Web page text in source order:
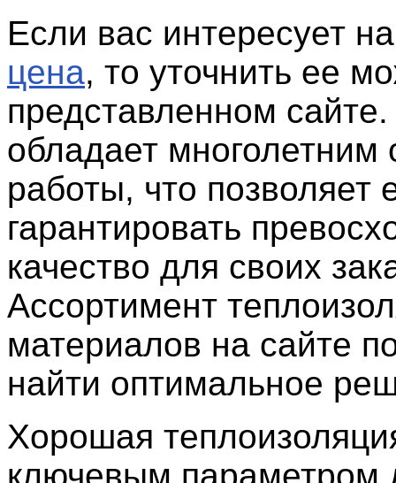
Если вас интересует
цена, то уточнить ее
представленном
обладает многолетним
работы, что позволяет
гарантировать
качество для своих
Ассортимент
материалов на сайте
найти оптимальное
Хорошая
ключевым параметром